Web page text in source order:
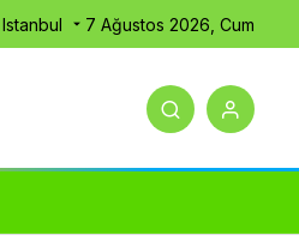
Istanbul 7 Ağustos 2026, Cum